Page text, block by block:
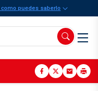
puedes saberlo